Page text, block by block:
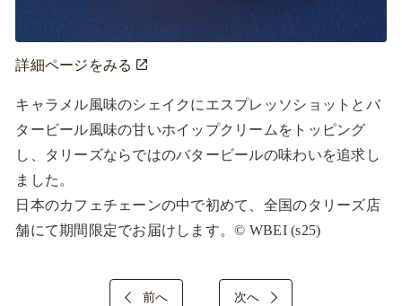
詳細ページをみる
キャラメル風味のシェイクにエスプレッソショットとバ
タービール風味の甘いホイップクリームをトッピング
し、タリーズならではのバタービールの味わいを追求し
ました。
日本のカフェチェーンの中で初めて、全国のタリーズ店
舗にて期間限定でお届けします。© WBEI (s25)
前へ 次へ